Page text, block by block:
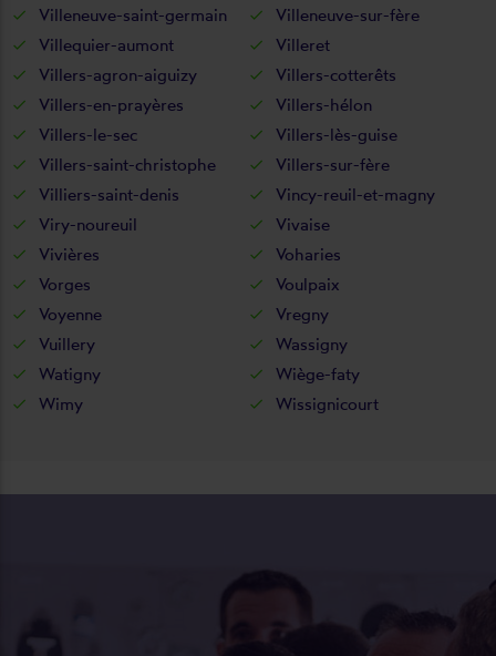
Villeneuve-saint-germain
Villeneuve-sur-fère
Villequier-aumont
Villeret
Villers-agron-aiguizy
Villers-cotterêts
Villers-en-prayères
Villers-hélon
Villers-le-sec
Villers-lès-guise
Villers-saint-christophe
Villers-sur-fère
Villiers-saint-denis
Vincy-reuil-et-magny
Viry-noureuil
Vivaise
Vivières
Voharies
Vorges
Voulpaix
Voyenne
Vregny
Vuillery
Wassigny
Watigny
Wiège-faty
Wimy
Wissignicourt